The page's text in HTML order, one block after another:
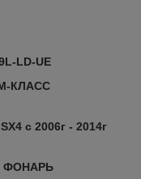
LD-UE
КЛАСС
с 2006г - 2014г